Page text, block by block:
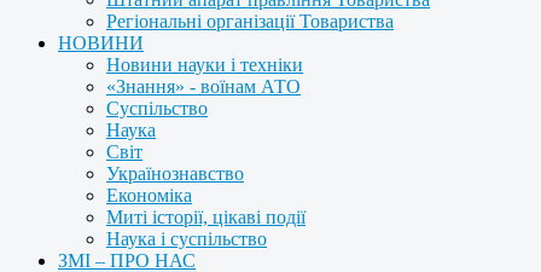
Регіональні організації Товариства
НОВИНИ
Новини науки і техніки
«Знання» - воїнам АТО
Суспільство
Наука
Світ
Українознавство
Економіка
Миті історії, цікаві події
Наука і суспільство
ЗМІ – ПРО НАС